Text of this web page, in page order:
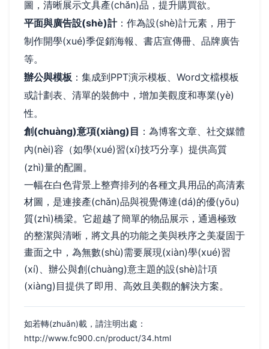
圖，清晰展示文具產(chǎn)品，提升購買欲。
平面與廣告設(shè)計：作為設(shè)計元素，用于
制作開學(xué)季促銷海報、書店宣傳冊、品牌廣告
等。
辦公與模板 ：集成到PPT演示模板、Word文檔模板
或計劃表、清單的裝飾中，增加美觀度和專業(yè)
性。
創(chuàng)意項(xiàng)目 ：為博客文章、社交媒體
內(nèi)容（如學(xué)習(xí)技巧分享）提供高質
(zhì)量的配圖。
一幅在白色背景上整齊排列的各種文具用品的高清素
材圖，是連接產(chǎn)品與視覺傳達(dá)的優(yōu)
質(zhì)橋梁。它超越了簡單的物品展示，通過極致
的整潔與清晰，將文具的功能之美與秩序之美凝固于
畫面之中，為無數(shù)需要展現(xiàn)學(xué)習
(xí)、辦公與創(chuàng)意主題的設(shè)計項
(xiàng)目提供了即用、高效且美觀的解決方案。
如若轉(zhuǎn)載，請注明出處：
http://www.fc900.cn/product/34.html